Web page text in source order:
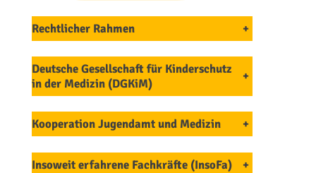
Rechtlicher Rahmen +
Deutsche Gesellschaft für Kinderschutz
in der Medizin (DGKiM)
+
Kooperation Jugendamt und Medizin +
Insoweit erfahrene Fachkräfte (InsoFa) +